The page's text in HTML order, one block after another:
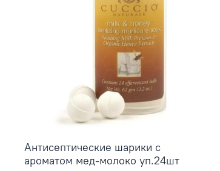
Антисептические шарики с
ароматом мед-молоко уп.24шт